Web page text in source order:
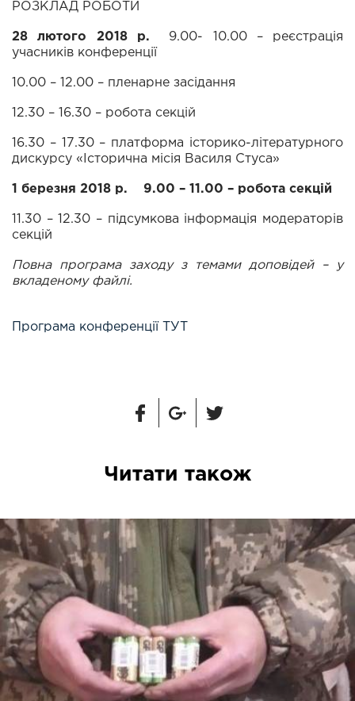
РОЗКЛАД РОБОТИ
28 лютого 2018 р. 9.00- 10.00 – реєстрація
учасників конференції
10.00 – 12.00 – пленарне засідання
12.30 – 16.30 – робота секцій
16.30 – 17.30 – платформа історико-літературного
дискурсу «Історична місія Василя Стуса»
1 березня 2018 р. 9.00 – 11.00 – робота секцій
11.30 – 12.30 – підсумкова інформація модераторів
секцій
Повна програма заходу з темами доповідей – у
вкладеному файлі.
Програма конференції ТУТ
Читати також